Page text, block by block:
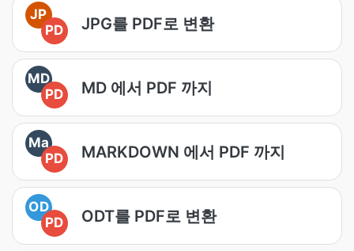
JP
PD
JPG를 PDF로 변환
MD
PD
MD 에서 PDF 까지
Ma
PD
MARKDOWN 에서 PDF 까지
OD
PD
ODT를 PDF로 변환